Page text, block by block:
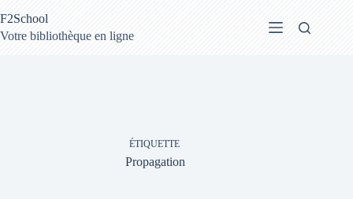
au
contenu
F2School
Votre bibliothèque en ligne
ÉTIQUETTE
Propagation